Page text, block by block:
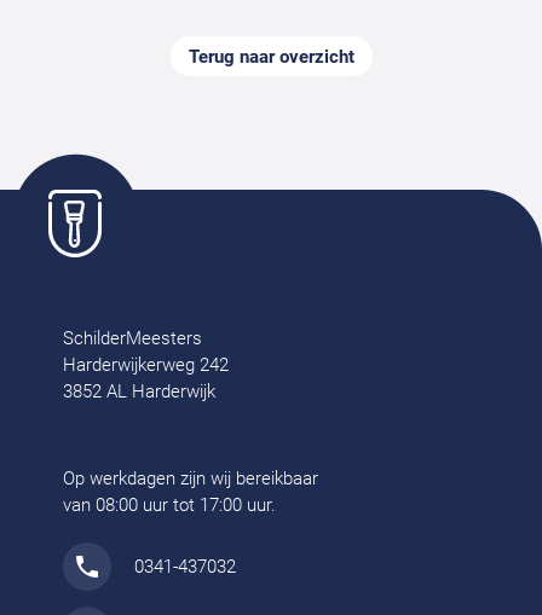
Terug naar overzicht
SchilderMeesters
Harderwijkerweg 242
3852 AL Harderwijk
Op werkdagen zijn wij bereikbaar
van 08:00 uur tot 17:00 uur.
0341-437032